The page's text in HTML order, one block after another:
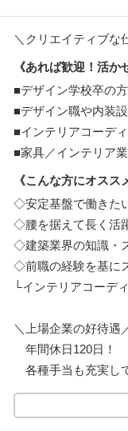
＼クリエイティブな
《あれば歓迎！活か
■デザイン学校卒の方
■デザイン職や内装
■インテリアコーデ
■家具／インテリア
《こんな方にオスス
◇安定基盤で働きた
◇腰を据えて長く活
◇建築業界の知識・
◇前職の経験を基に
└インテリアコーデ
＼上場企業の好待遇
年間休日120日！
各種手当も充実し